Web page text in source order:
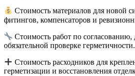
Стоимость материалов для новой
фитингов, компенсаторов и
Стоимость работ по
обязательной проверке герметичности.
Стоимость расходников для
герметизации и восстановления